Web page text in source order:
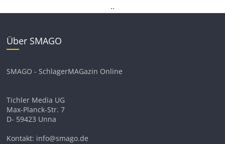
..
Über SMAGO
SMAGO - SchlagerMAGazin Online
Tichler Media UG
Max-Planck-Str. 7
D- 59423 Unna
Kontakt: info@smago.de